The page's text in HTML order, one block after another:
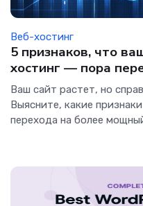
Веб-хостинг
5 признаков, что
хостинг — пора
Ваш сайт растет, но
Выясните, какие
перехода на более